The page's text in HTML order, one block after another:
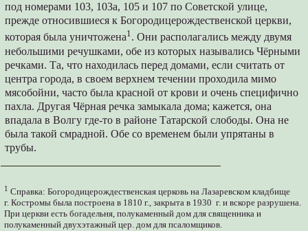
под номерами 103, 103а, 105 и 107 по Советской улице,
прежде относившиеся к Богородицерождественской церкви,
которая была уничтожена1. Они располагались между двумя
небольшими речушками, обе из которых назывались Чёрными
речками. Та, что находилась перед домами, если считать от
центра города, в своем верхнем течении проходила мимо
мясобойни, часто была красной от крови и очень специфично
пахла. Другая Чёрная речка замыкала дома; кажется, она
впадала в Волгу где-то в районе Татарской слободы. Она не
была такой смрадной. Обе со временем были упрятаны в
трубы.
1 Справка: Богородицерождественская церковь на Лазаревском кладбище
г. Костромы была построена в 1810 г., закрыта в 1930 г. и вскоре разрушена.
При церкви есть богадельня, полукаменный дом для священника и
полукаменный двухэтажный цер. дом для псаломщиков.